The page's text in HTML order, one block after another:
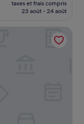
prix
de
131 €
taxes et frais compris
23 août - 24 août